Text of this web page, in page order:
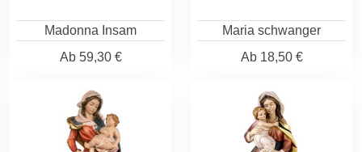
Madonna Insam
Ab59,30 €
Maria schwanger
Ab18,50 €